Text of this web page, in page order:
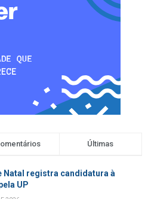
Últimas
Natal registra candidatura à
UP